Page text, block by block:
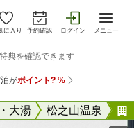
に入り 予約確認 ログイン メニュー
大湯 松之山温泉